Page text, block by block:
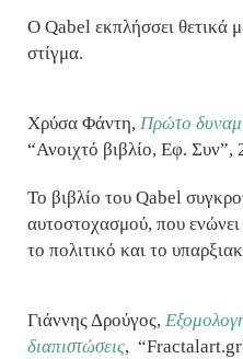
Ο Qabel εκπλήσσει θετικά
στίγμα.
Χρύσα Φάντη, Πρώτο
“Ανοιχτό βιβλίο, Εφ. Συν”,
Το βιβλίο του Qabel
αυτοστοχασμού, που
το πολιτικό και το
Γιάννης Δρούγος,
διαπιστώσεις,